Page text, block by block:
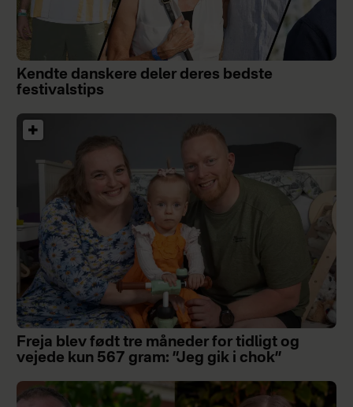
Kendte danskere deler deres bedste
festivalstips
Freja blev født tre måneder for tidligt og
vejede kun 567 gram: ”Jeg gik i chok”